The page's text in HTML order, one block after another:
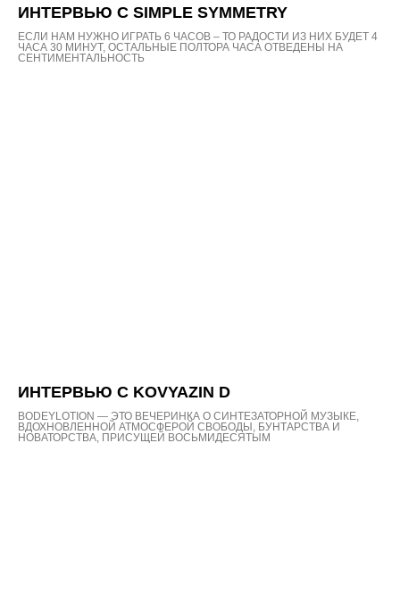
ИНТЕРВЬЮ С SIMPLE SYMMETRY
ЕСЛИ НАМ НУЖНО ИГРАТЬ 6 ЧАСОВ – ТО РАДОСТИ ИЗ НИХ БУДЕТ 4
ЧАСА 30 МИНУТ, ОСТАЛЬНЫЕ ПОЛТОРА ЧАСА ОТВЕДЕНЫ НА
СЕНТИМЕНТАЛЬНОСТЬ
ИНТЕРВЬЮ С KOVYAZIN D
BODEYLOTION — ЭТО ВЕЧЕРИНКА О СИНТЕЗАТОРНОЙ МУЗЫКЕ,
ВДОХНОВЛЕННОЙ АТМОСФЕРОЙ СВОБОДЫ, БУНТАРСТВА И
НОВАТОРСТВА, ПРИСУЩЕЙ ВОСЬМИДЕСЯТЫМ